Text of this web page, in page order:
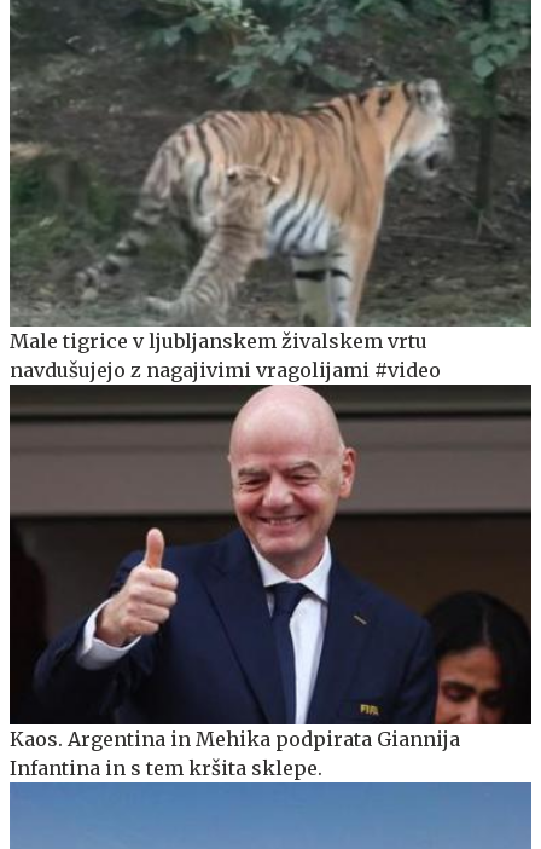
Male tigrice v ljubljanskem živalskem vrtu
navdušujejo z nagajivimi vragolijami #video
Kaos. Argentina in Mehika podpirata Giannija
Infantina in s tem kršita sklepe.